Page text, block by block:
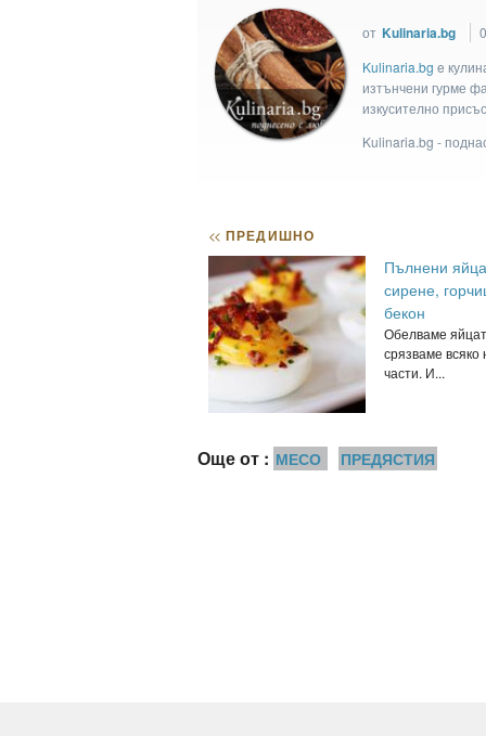
от Kulinaria.bg
Kulinaria.bg e
изтънчени гурме
изкусително
Kulinaria.bg -
<< ПРЕДИШНО
Пълнени
сирене,
бекон
Обелваме
срязваме всяко
части. И...
Още от : МЕСО ПРЕДЯСТИЯ